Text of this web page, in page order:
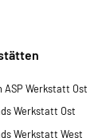
ASP Werkstatt Ost
Werkstatt Ost
Werkstatt West